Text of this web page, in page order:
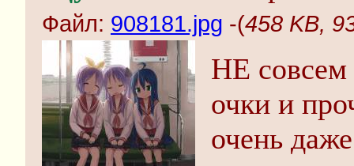
Файл: 908181.jpg -(458 KB,
НЕ
очки и
очень